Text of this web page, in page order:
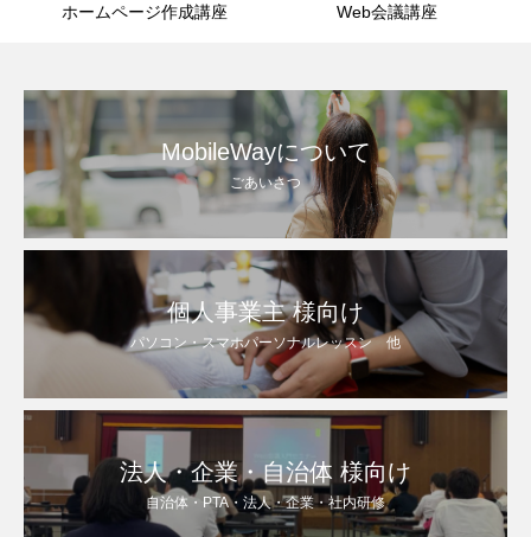
ホームページ作成講座 Web会議講座
MobileWayについて
ごあいさつ
個人事業主 様向け
パソコン・スマホパーソナルレッスン 他
法人・企業・自治体 様向け
自治体・PTA・法人・企業・社内研修